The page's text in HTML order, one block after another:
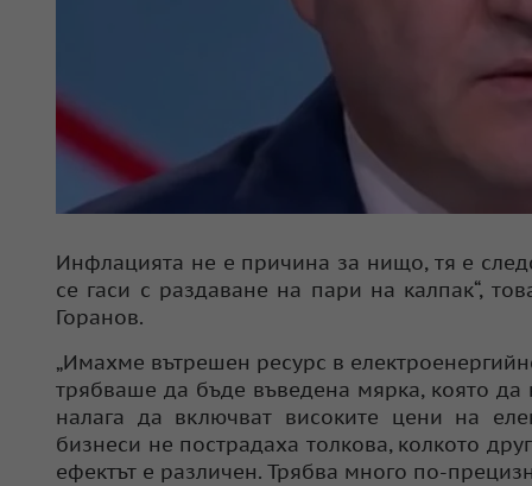
Инфлацията не е причина за нищо, тя е
се гаси с раздаване на пари на калпак“,
Горанов.
„Имахме вътрешен ресурс в
трябваше да бъде въведена мярка, която
налага да включват високите цени на
бизнеси не пострадаха толкова, колкото
ефектът е различен. Трябва много по-